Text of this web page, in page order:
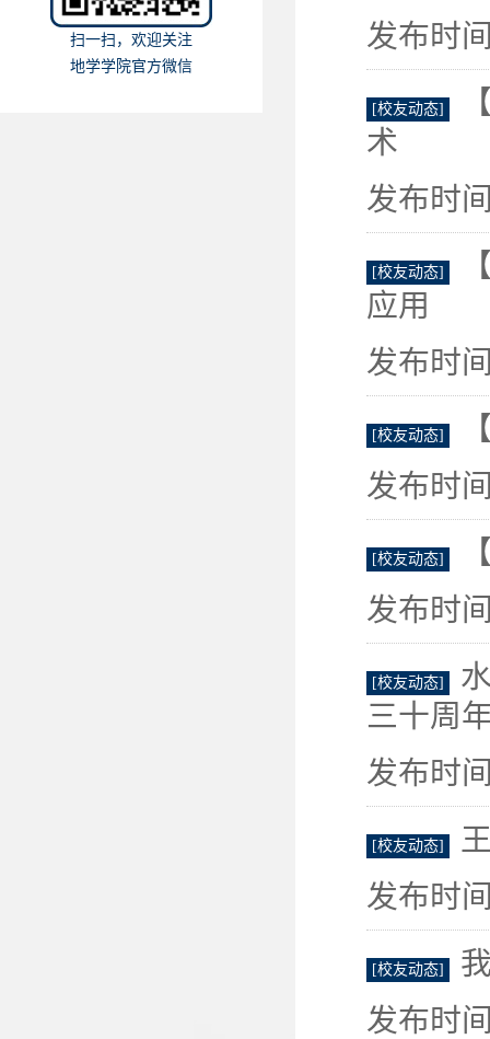
扫一扫，欢迎关注
地学学院官方微信
发布时
[校友动态]
术
发布时
[校友动态]
应用
发布时
[校友动态]
发布时
[校友动态]
发布时
[校友动态]
三十周
发布时
[校友动态]
发布时
[校友动态]
发布时